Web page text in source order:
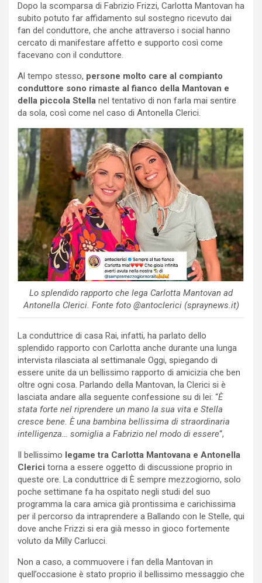
Dopo la scomparsa di Fabrizio Frizzi, Carlotta Mantovan ha
subito potuto far affidamento sul sostegno ricevuto dai
fan del conduttore, che anche attraverso i social hanno
cercato di manifestare affetto e supporto così come
facevano con il conduttore.
Al tempo stesso, persone molto care al compianto
conduttore sono rimaste al fianco della Mantovan e
della piccola Stella nel tentativo di non farla mai sentire
da sola, così come nel caso di Antonella Clerici.
Lo splendido rapporto che lega Carlotta Mantovan ad
Antonella Clerici. Fonte foto @antoclerici (spraynews.it)
La conduttrice di casa Rai, infatti, ha parlato dello
splendido rapporto con Carlotta anche durante una lunga
intervista rilasciata al settimanale Oggi, spiegando di
essere unite da un bellissimo rapporto di amicizia che ben
oltre ogni cosa. Parlando della Mantovan, la Clerici si è
lasciata andare alla seguente confessione su di lei: “È
stata forte nel riprendere un mano la sua vita e Stella
cresce bene. È una bambina bellissima di straordinaria
intelligenza… somiglia a Fabrizio nel modo di essere“,
Il bellissimo legame tra Carlotta Mantovana e Antonella
Clerici torna a essere oggetto di discussione proprio in
queste ore. La conduttrice di È sempre mezzogiorno, solo
poche settimane fa ha ospitato negli studi del suo
programma la cara amica già prontissima e carichissima
per il percorso da intraprendere a Ballando con le Stelle, qui
dove anche Frizzi si era già messo in gioco fortemente
voluto da Milly Carlucci.
Non a caso, a commuovere i fan della Mantovan in
quell’occasione è stato proprio il bellissimo messaggio che